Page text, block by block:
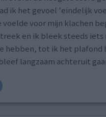
ik het gevoel 'eindelijk
voelde voor mijn klachen
en ik bleek steeds iets
hebben, tot ik het plafond
langzaam achteruit